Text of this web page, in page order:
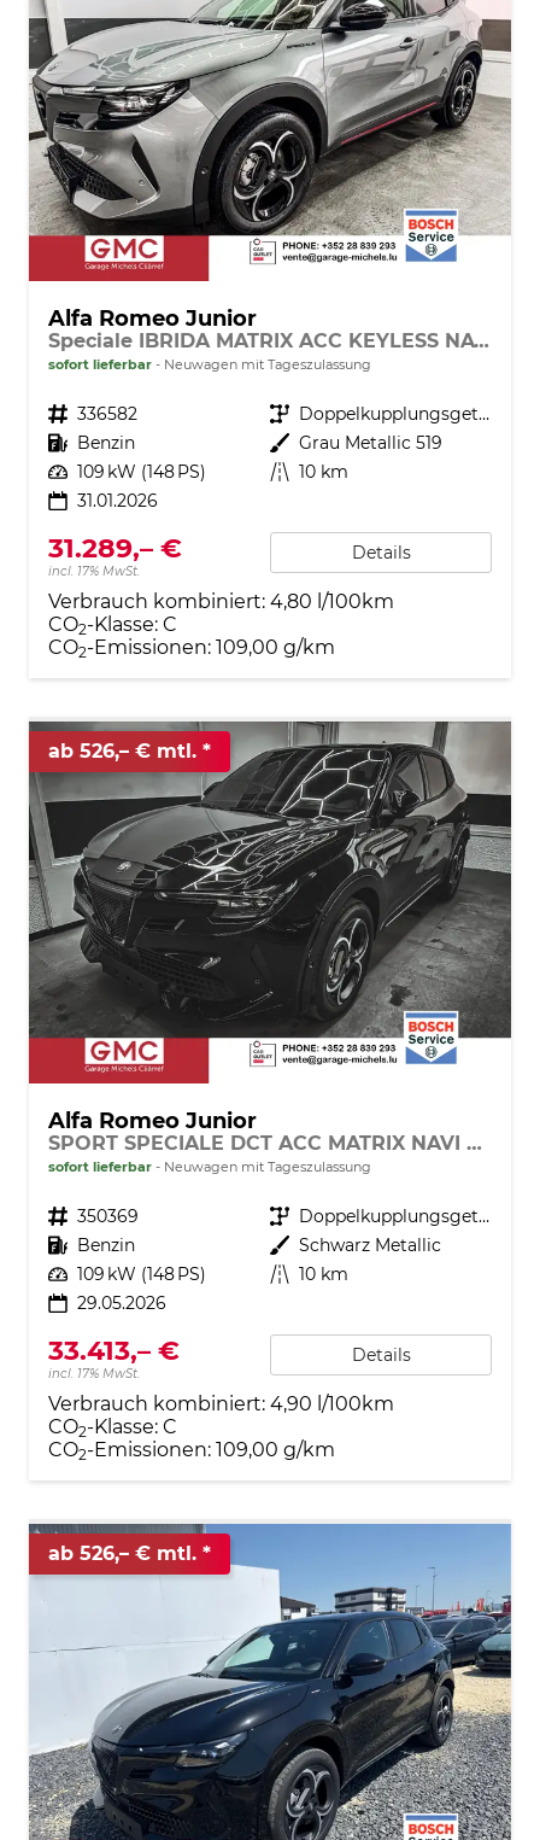
Alfa Romeo Junior
Speciale IBRIDA MATRIX ACC KEYLESS NAVI
sofort lieferbar Neuwagen mit Tageszulassung
Fahrzeugnr. 336582 Getriebe
Doppelkupplungsgetriebe (DSG)
Kraftstoff Benzin Außenfarbe Grau Metallic 519
Leistung 109 kW (148 PS) Kilometerstand 10 km
31.01.2026
31.289,– €
incl. 17% MwSt.
Details
Verbrauch kombiniert: 4,80 l/100km
CO2-Klasse: C
CO2-Emissionen: 109,00 g/km
ab 526,– € mtl.
Alfa Romeo Junior
SPORT SPECIALE DCT ACC MATRIX NAVI KEYLESS
sofort lieferbar Neuwagen mit Tageszulassung
Fahrzeugnr. 350369 Getriebe
Doppelkupplungsgetriebe (DSG)
Kraftstoff Benzin Außenfarbe Schwarz Metallic
Leistung 109 kW (148 PS) Kilometerstand 10 km
29.05.2026
33.413,– €
incl. 17% MwSt.
Details
Verbrauch kombiniert: 4,90 l/100km
CO2-Klasse: C
CO2-Emissionen: 109,00 g/km
ab 526,– € mtl.